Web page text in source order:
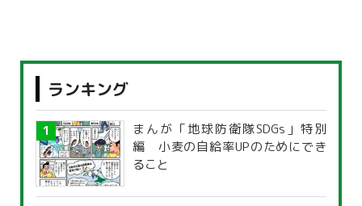
ランキング
まんが「地球防衛隊SDGs」特別
編 小麦の自給率UPのためにでき
ること